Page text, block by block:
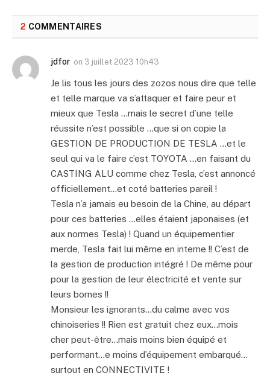
2 COMMENTAIRES
jdfor on 3 juillet 2023 10h43
Je lis tous les jours des zozos nous dire que telle
et telle marque va s’attaquer et faire peur et
mieux que Tesla …mais le secret d’une telle
réussite n’est possible …que si on copie la
GESTION DE PRODUCTION DE TESLA …et le
seul qui va le faire c’est TOYOTA …en faisant du
CASTING ALU comme chez Tesla, c’est annoncé
officiellement…et coté batteries pareil !
Tesla n’a jamais eu besoin de la Chine, au départ
pour ces batteries …elles étaient japonaises (et
aux normes Tesla) ! Quand un équipementier
merde, Tesla fait lui même en interne !! C’est de
la gestion de production intégré ! De même pour
pour la gestion de leur électricité et vente sur
leurs bornes !!
Monsieur les ignorants…du calme avec vos
chinoiseries !! Rien est gratuit chez eux…mois
cher peut-être…mais moins bien équipé et
performant…e moins d’équipement embarqué…
surtout en CONNECTIVITE !